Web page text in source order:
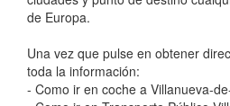
de Europa.
Una vez que pulse en obtener
toda la información:
- Como ir en coche a Villanueva-